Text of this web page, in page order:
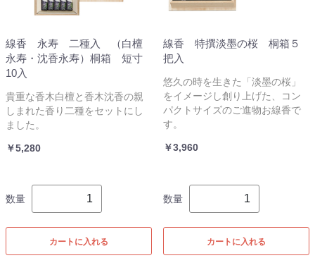
線香 永寿 二種入 （白檀
永寿・沈香永寿）桐箱 短寸
10入
貴重な香木白檀と香木沈香の親
しまれた香り二種をセットにし
ました。
￥5,280
数量
カートに入れる
線香 特撰淡墨の桜 桐箱５
把入
悠久の時を生きた「淡墨の桜」
をイメージし創り上げた、コン
パクトサイズのご進物お線香で
す。
￥3,960
数量
カートに入れる